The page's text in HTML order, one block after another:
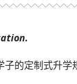
的定制式升学